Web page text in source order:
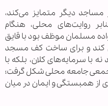
مساجد دیگر متمایز می‌کند،
روایت‌های محلی، هنگام
مسلمان موظف بود با قایق
کند و برای ساخت کف مسجد
با سرمایه‌های کلان، بلکه با
جامعه محلی شکل گرفت؛
از همبستگی و ایمان در میان